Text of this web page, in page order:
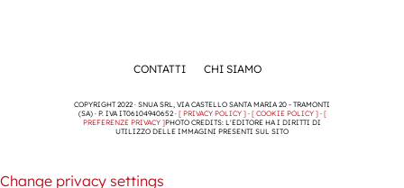
CONTATTI CHI SIAMO
COPYRIGHT 2022 · SNUA SRL, VIA CASTELLO SANTA MARIA 20 - TRAMONTI
(SA) · P. IVA IT06104940652 · [ PRIVACY POLICY ]· [ COOKIE POLICY ]· [
PREFERENZE PRIVACY ]PHOTO CREDITS: L'EDITORE HA I DIRITTI DI
UTILIZZO DELLE IMMAGINI PRESENTI SUL SITO
Change privacy settings